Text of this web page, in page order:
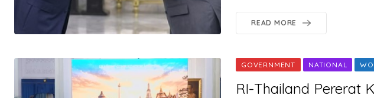
READ MORE
GOVERNMENT NATIONAL
RI-Thailand Pererat